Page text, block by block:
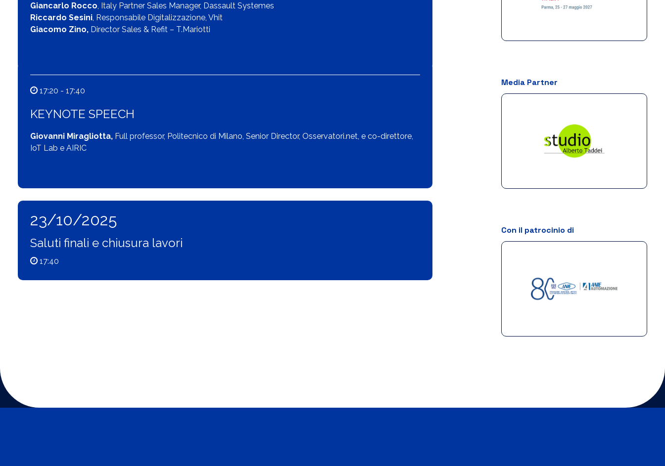
Giancarlo Rocco, Italy Partner Sales Manager, Dassault Systemes
Riccardo Sesini, Responsabile Digitalizzazione, Vhit
Giacomo Zino, Director Sales & Refit – T.Mariotti
17:20 - 17:40
KEYNOTE SPEECH
Giovanni Miragliotta, Full professor, Politecnico di Milano, Senior Director, Osservatori.net, e co-direttore,
IoT Lab e AIRIC
23/10/2025
Saluti finali e chiusura lavori
17:40
Media Partner
Con il patrocinio di